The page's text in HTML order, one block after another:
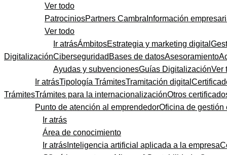
Ver todo
PatrociniosPartners Cambra Información
Ver todo
Digitalización
Ir atrásÁmbitosEstrategia y marketing digital
Ciberseguridad Bases de datosAsesoramiento
Ayudas y subvencionesGuías DigitalizaciónVer
Trámites
Ir atrásTipología TrámitesTramitación digital
Trámites para la internacionalizaciónOtros
Punto de atención al emprendedorOficina de gestión
Ir atrás
Área de conocimiento
Ir atrás Inteligencia artificial aplicada a la empresa